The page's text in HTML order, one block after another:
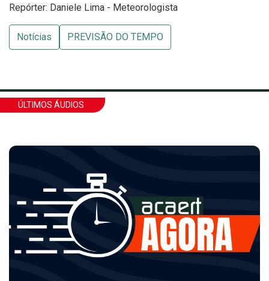
Repórter: Daniele Lima - Meteorologista
Notícias PREVISÃO DO TEMPO
ÚLTIMOS ÁUDIOS